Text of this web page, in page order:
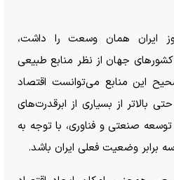
ایران همان وسعت را داشت،
جهان از نظر منابع طبیعی
این منابع می‌توانست اقتصاد
بالاتر از بسیاری از ابرقدرت‌های
صنعتی و فناوری، با توجه به
برابر وضعیت فعلی ایران باشد.